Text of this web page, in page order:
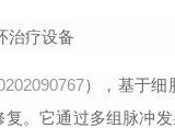
），基于细
。它通过多组脉冲